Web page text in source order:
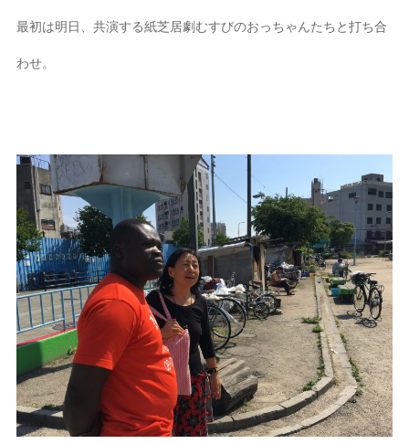
最初は明日、共演する紙芝居劇むすびのおっちゃんたちと打ち合
わせ。